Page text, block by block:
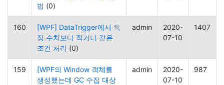
법 (0)
160
[WPF] DataTrigger에서 특
정 수치보다 작거나 같은
조건 처리 (0)
admin
2020-
07-10
1407
159
[WPF의 Window 객체를
생성했는데 GC 수집 대상
admin
2020-
07-10
987